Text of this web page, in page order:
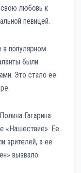
свою любовь к
певицей.
в популярном
были
Это стало ее
Гагарина
«Нашествие». Ее
зрителей, а ее
вызвало